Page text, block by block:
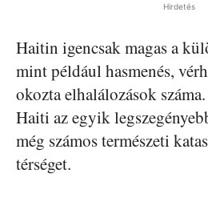
Hirdetés
Haitin igencsak magas a
mint például hasmenés,
okozta elhalálozások
Haiti az egyik
még számos természeti
térséget.